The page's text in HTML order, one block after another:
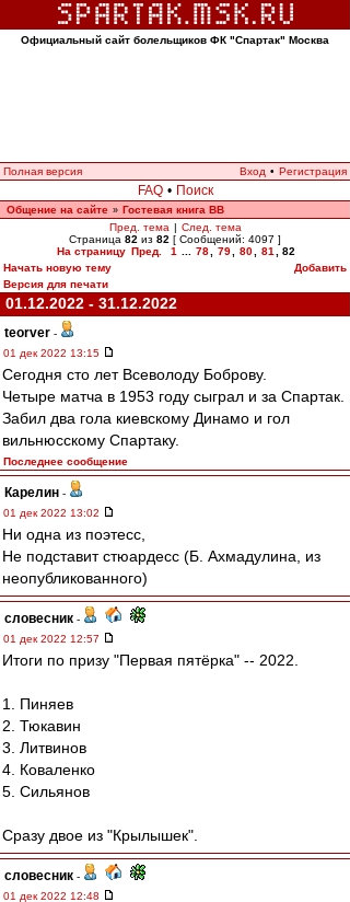
Официальный сайт болельщиков ФК "Спартак" Москва
Полная версия Вход • Регистрация
FAQ • Поиск
Общение на сайте » Гостевая книга ВВ
Пред. тема | След. тема
Страница 82 из 82 [ Сообщений: 4097 ]
На страницу Пред. 1 78 79 80 81
82
Начать новую тему
Добавить
Версия для печати
01.12.2022 - 31.12.2022
teorver -
01 дек 2022 13:15
Сегодня сто лет Всеволоду Боброву.
Четыре матча в 1953 году сыграл и за Спартак.
Забил два гола киевскому Динамо и гол
вильнюсскому Спартаку.
Последнее сообщение
Карелин -
01 дек 2022 13:02
Ни одна из поэтесс,
Не подставит стюардесс (Б. Ахмадулина, из
неопубликованного)
словесник -
01 дек 2022 12:57
Итоги по призу "Первая пятёрка" -- 2022.
1. Пиняев
2. Тюкавин
3. Литвинов
4. Коваленко
5. Сильянов
Сразу двое из "Крылышек".
словесник -
01 дек 2022 12:48